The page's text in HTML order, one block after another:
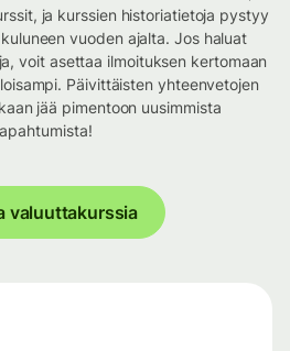
ja kurssien historiatietoja pystyy
vuoden ajalta. Jos haluat
voit asettaa ilmoituksen kertomaan
Päivittäisten yhteenvetojen
jää pimentoon uusimmista
valuuttakurssia